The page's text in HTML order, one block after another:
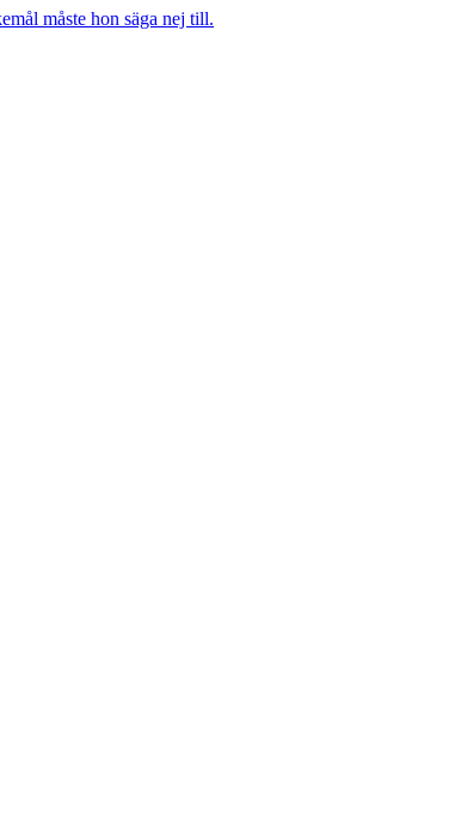
måste hon säga nej till.